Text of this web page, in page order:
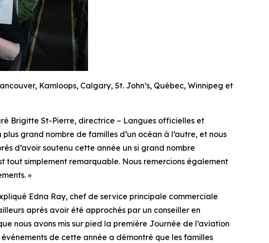
Kamloops, Calgary, St. John’s, Québec, Winnipeg et
Brigitte St-Pierre, directrice – Langues officielles et
grand nombre de familles d’un océan à l’autre, et nous
d’avoir soutenu cette année un si grand nombre
tout simplement remarquable. Nous remercions également
»
Edna Ray, chef de service principale commerciale
après avoir été approchés par un conseiller en
nous avons mis sur pied la première Journée de l’aviation
de cette année a démontré que les familles